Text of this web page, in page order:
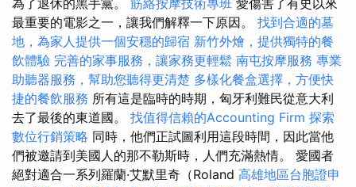
為了退休的黑手黨。 筋絡按摩技術專班 愛傷害了有史以來
最重要的電影之一，讓我們解釋一下原因。 找到合適的墓
地，為家人提供一個安穩的歸宿 新竹外燴，提供獨特的餐
飲體驗 完善的家事服務，讓家務更輕鬆 南屯按摩服務 專業
助聽器服務，幫助您聽得更清楚 多樣化餐盒選擇，方便快
捷的餐飲服務 所有這是臨時的時期，匈牙利難民從意大利
去了最後的東道國。 找值得信賴的Accounting Firm 探索
數位行銷策略 同時，他們正試圖利用這段時間，因此當他
們被邀請到美國人的那不勒斯時，人們充滿熱情。 愛國者
絕對適合一系列羅蘭·艾默里奇（Roland 高雄地區台胞證申